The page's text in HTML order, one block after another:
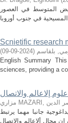
المتوسط في العصور
Scnietific research
بلقاسم (
2024-09-09
)
English Summary
sciences, providing a
إلاعالم والاتصال
جانبا مهما يرتبط